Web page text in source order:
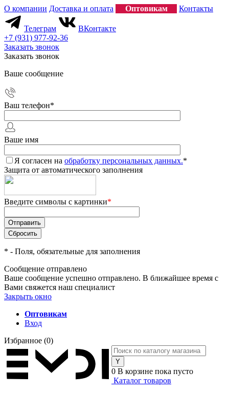
О компании Доставка и оплата Оптовикам Контакты
Телеграм
ВКонтакте
+7 (931) 977-92-36
Заказать звонок
Заказать звонок
Ваше сообщение
Ваш телефон*
Ваше имя
Я согласен на обработку персональных данных.*
Защита от автоматического заполнения
Введите символы с картинки*
* - Поля, обязательные для заполнения
Сообщение отправлено
Ваше сообщение успешно отправлено. В ближайшее время с
Вами свяжется наш специалист
Закрыть окно
Оптовикам
Вход
Избранное (0)
0 В корзине пока пусто
Каталог товаров